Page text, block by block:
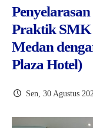
Praktik SMK
Medan
Plaza Hotel)
Sen, 30 Agustus